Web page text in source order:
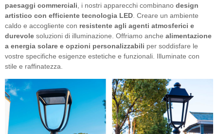
paesaggi commerciali, i nostri apparecchi combinano design
artistico con efficiente tecnologia LED. Creare un ambiente
caldo e accogliente con resistente agli agenti atmosferici e
durevole soluzioni di illuminazione. Offriamo anche alimentazione
a energia solare e opzioni personalizzabili per soddisfare le
vostre specifiche esigenze estetiche e funzionali. Illuminate con
stile e raffinatezza.